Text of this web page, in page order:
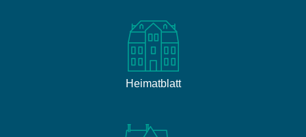
Heimatblatt